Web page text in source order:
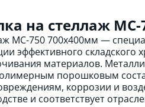
на стеллаж МС-
МС-750 700х400мм —
эффективного складского
материалов.
порошковым
коррозии и
и соответствует